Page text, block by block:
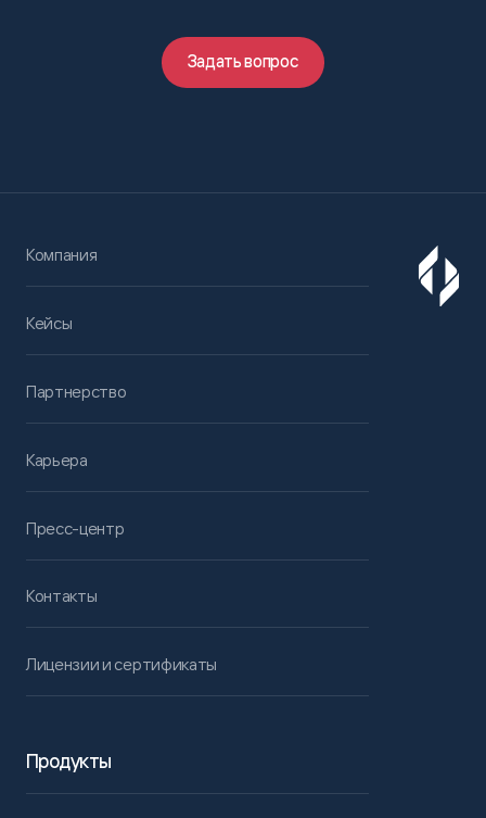
Задать вопрос
Компания
Кейсы
Партнерство
Карьера
Пресс-центр
Контакты
Лицензии и сертификаты
Продукты